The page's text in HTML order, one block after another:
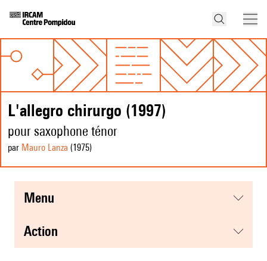
L'allegro chirurgo (1997)
pour saxophone ténor
par Mauro Lanza (1975)
menu
action